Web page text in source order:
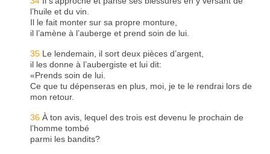
l’huile et du vin.
Il le fait monter sur sa propre monture,
il l’amène à l’auberge et prend soin de lui.
35 Le lendemain, il sort deux pièces d’argent,
il les donne à l’aubergiste et lui dit:
«Prends soin de lui.
Ce que tu dépenseras en plus, moi, je te le rendrai lors de
mon retour.
36 À ton avis, lequel des trois est devenu le prochain de
l’homme tombé
parmi les bandits?